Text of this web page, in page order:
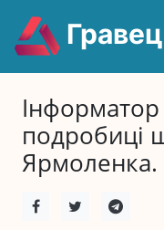
подробиці
Ярмоленка.